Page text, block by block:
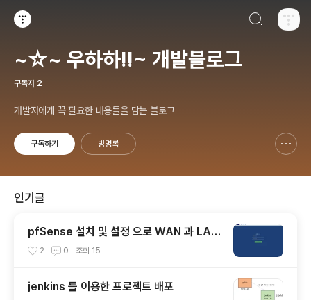
~☆~ 우하하!!~ 개발블로그
구독자 2
개발자에게 꼭 필요한 내용들을 담는 블로그
구독하기 방명록
인기글
pfSense 설치 및 설정 으로 WAN 과 LAN
연결하기
2 0 조회 15
jenkins 를 이용한 프로젝트 배포